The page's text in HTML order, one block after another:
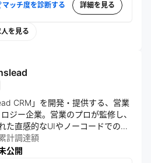
マッチ度を診断する 詳細を見る
を見る
CRM」を開発・提供する、営業
ジー企業。営業のプロが監修し、
た直感的なUIやノーコードでの柔
える。画面遷移を最小限に抑えた
時間や場所を問わず営業活動の可
計調達額
公開